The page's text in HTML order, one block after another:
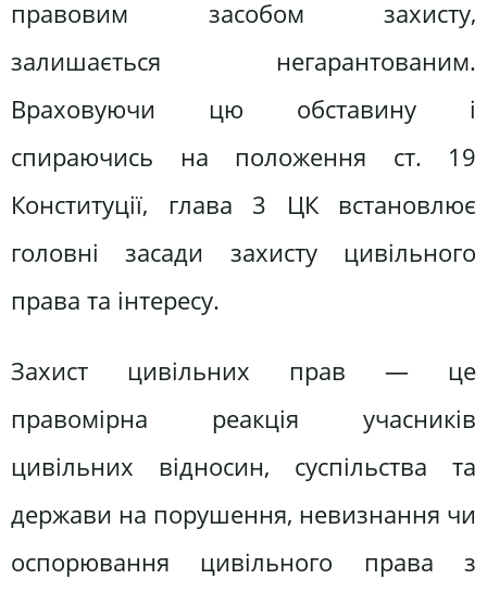
правовим засобом захисту,
залишається негарантованим.
Враховуючи цю обставину і
спираючись на положення ст. 19
Конституції, глава 3 ЦК встановлює
головні засади захисту цивільного
права та інтересу.
Захист цивільних прав — це
правомірна реакція учасників
цивільних відносин, суспільства та
держави на порушення, невизнання чи
оспорювання цивільного права з